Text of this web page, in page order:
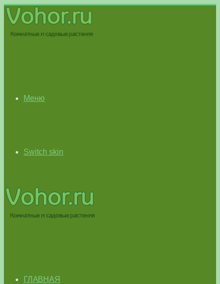
Меню
Switch skin
ГЛАВНАЯ